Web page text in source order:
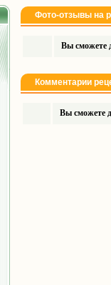
Фото-отзывы на
Вы сможете
Комментарии
Вы сможете